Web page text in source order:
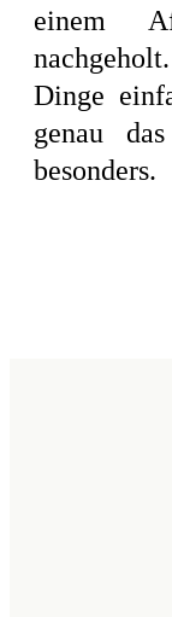
einem
Dinge
genau
besonders.